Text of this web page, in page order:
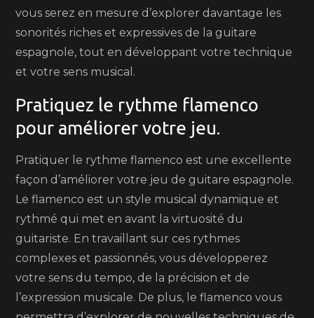
vous serez en mesure d’explorer davantage les
sonorités riches et expressives de la guitare
espagnole, tout en développant votre technique
et votre sens musical.
Pratiquez le rythme flamenco
pour améliorer votre jeu.
Pratiquer le rythme flamenco est une excellente
façon d’améliorer votre jeu de guitare espagnole.
Le flamenco est un style musical dynamique et
rythmé qui met en avant la virtuosité du
guitariste. En travaillant sur ces rythmes
complexes et passionnés, vous développerez
votre sens du tempo, de la précision et de
l’expression musicale. De plus, le flamenco vous